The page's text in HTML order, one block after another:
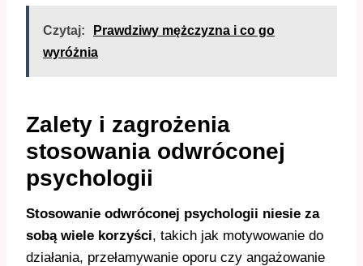
Czytaj:
Prawdziwy mężczyzna i co go
wyróżnia
Zalety i zagrożenia
stosowania odwróconej
psychologii
Stosowanie odwróconej psychologii niesie za
sobą wiele korzyści, takich jak motywowanie do
działania, przełamywanie oporu czy angażowanie